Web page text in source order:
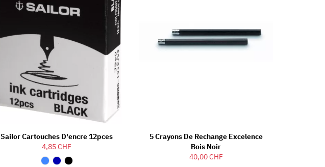
Sailor Cartouches D'encre 12pces
4,85 CHF
5 Crayons De Rechange Excelence
Bois Noir
40,00 CHF